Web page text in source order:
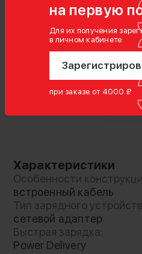
на первую
Для их получения
в личном кабинете
при заказе от 4000 ₽
Два в одном!
Характеристики
Особенности
встроенный кабель
Тип зарядного
сетевой адаптер
Быстрая зарядка:
Power Delivery